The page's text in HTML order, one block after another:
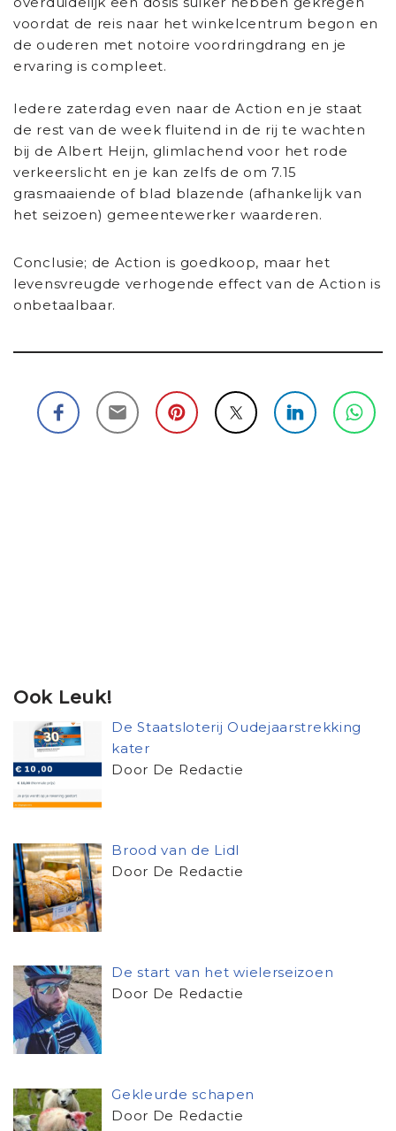
voordat de reis naar het winkelcentrum begon en
de ouderen met notoire voordringdrang en je
ervaring is compleet.
Iedere zaterdag even naar de Action en je staat
de rest van de week fluitend in de rij te wachten
bij de Albert Heijn, glimlachend voor het rode
verkeerslicht en je kan zelfs de om 7.15
grasmaaiende of blad blazende (afhankelijk van
het seizoen) gemeentewerker waarderen.
Conclusie; de Action is goedkoop, maar het
levensvreugde verhogende effect van de Action is
onbetaalbaar.
Ook Leuk!
De Staatsloterij Oudejaarstrekking
kater
Door De Redactie
Brood van de Lidl
Door De Redactie
De start van het wielerseizoen
Door De Redactie
Gekleurde schapen
Door De Redactie